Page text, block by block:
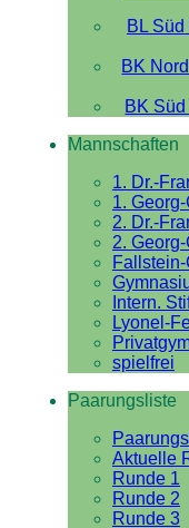
BL
BK
BK
Mannschaften
1. Dr.-
1.
2. Dr.-
2.
Intern.
Lyonel-
spielfrei
Paarungsliste
Aktuelle
Runde 1
Runde 2
Runde 3